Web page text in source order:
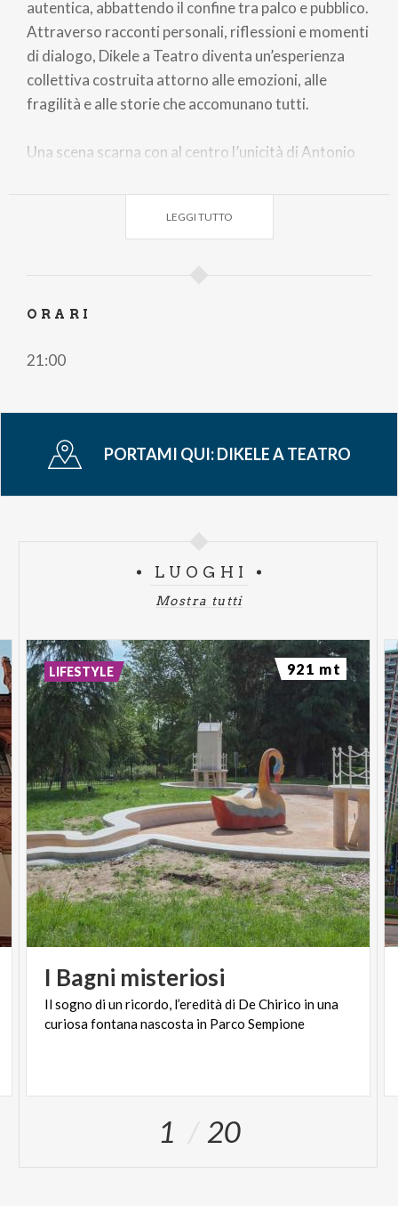
autentica, abbattendo il confine tra palco e pubblico.
Attraverso racconti personali, riflessioni e momenti
di dialogo, Dikele a Teatro diventa un’esperienza
collettiva costruita attorno alle emozioni, alle
fragilità e alle storie che accomunano tutti.
Una scena scarna con al centro l’unicità di Antonio
dall’intervista al romanzo, dalla regia al podcasting,
fino alle forme di media più contemporanee.
Platea Visibilita Ridotta
LEGGI TUTTO
ORARI
21:00
PORTAMI QUI:DIKELE A TEATRO
LUOGHI
Mostra tutti
I Bagni misteriosi
Ilsogno diunricordo, l’ereditàdi DeChirico inuna
curiosafontananascosta in Parco Sempione
LIFESTYLE 921 mt
1 20